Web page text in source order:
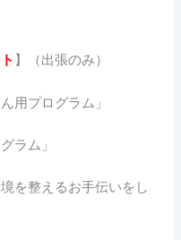
】（出張のみ）
用プログラム」
ラム」
を整えるお手伝いをし